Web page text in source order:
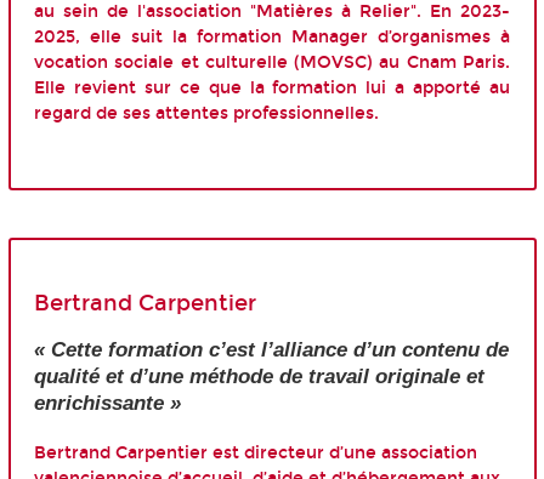
au sein de l'association "Matières à Relier". En 2023-
2025, elle suit la formation Manager d’organismes à
vocation sociale et culturelle (MOVSC) au Cnam Paris.
Elle revient sur ce que la formation lui a apporté au
regard de ses attentes professionnelles.
Bertrand Carpentier
« Cette formation c’est l’alliance d’un contenu de
qualité et d’une méthode de travail originale et
enrichissante »
Bertrand Carpentier est directeur d’une association